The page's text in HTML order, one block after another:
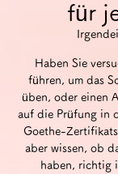
für
Haben Sie
führen, um das
üben, oder einen
auf die Prüfung in
Goethe-
aber wissen, ob
haben, richtig